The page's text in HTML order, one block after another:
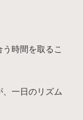
時間を取るこ
一日のリズム